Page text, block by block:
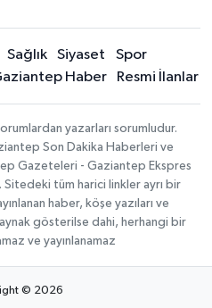
Sağlık Siyaset
Spor
Haber Resmi İlanlar
yazarları sorumludur.
Son Dakika Haberleri ve
Gazeteleri - Gaziantep Ekspres
tüm harici linkler ayrı bir
haber, köşe yazıları ve
gösterilse dahi, herhangi bir
ve yayınlanamaz
© 2026